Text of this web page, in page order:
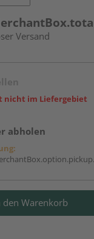
Versand
nicht im Liefergebiet
abholen
den Warenkorb